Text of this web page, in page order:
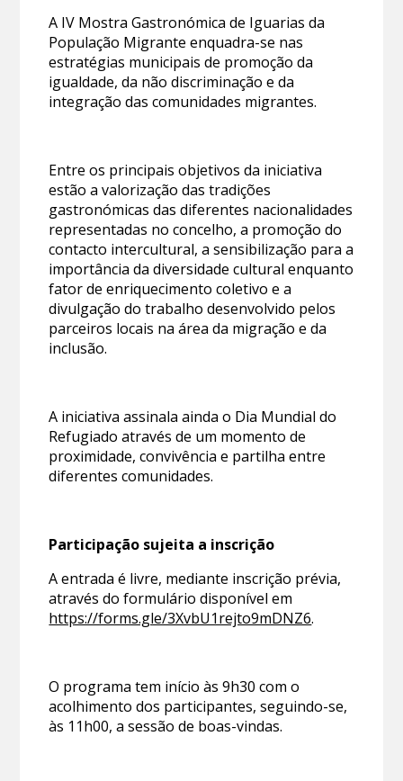
A IV Mostra Gastronómica de Iguarias da
População Migrante enquadra-se nas
estratégias municipais de promoção da
igualdade, da não discriminação e da
integração das comunidades migrantes.
Entre os principais objetivos da iniciativa
estão a valorização das tradições
gastronómicas das diferentes nacionalidades
representadas no concelho, a promoção do
contacto intercultural, a sensibilização para a
importância da diversidade cultural enquanto
fator de enriquecimento coletivo e a
divulgação do trabalho desenvolvido pelos
parceiros locais na área da migração e da
inclusão.
A iniciativa assinala ainda o Dia Mundial do
Refugiado através de um momento de
proximidade, convivência e partilha entre
diferentes comunidades.
Participação sujeita a inscrição
A entrada é livre, mediante inscrição prévia,
através do formulário disponível em
https://forms.gle/3XvbU1rejto9mDNZ6.
O programa tem início às 9h30 com o
acolhimento dos participantes, seguindo-se,
às 11h00, a sessão de boas-vindas.